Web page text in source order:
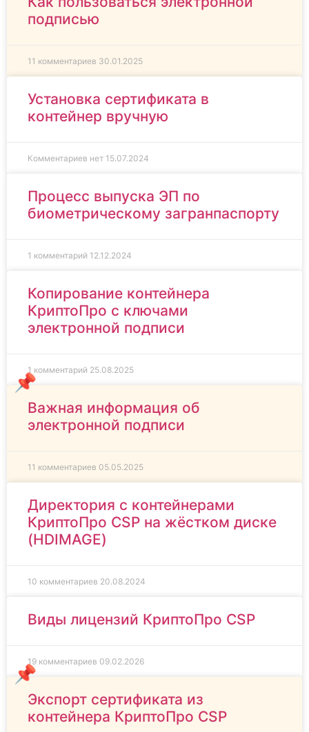
подписью
11 комментариев 30.01.2025
Установка сертификата в
контейнер вручную
Комментариев нет 15.07.2024
Процесс выпуска ЭП по
биометрическому загранпаспорту
1 комментарий 12.12.2024
Копирование контейнера
КриптоПро с ключами
электронной подписи
1 комментарий 25.08.2025
Важная информация об
электронной подписи
11 комментариев 05.05.2025
Директория с контейнерами
КриптоПро CSP на жёстком диске
(HDIMAGE)
10 комментариев 20.08.2024
Виды лицензий КриптоПро CSP
19 комментариев 09.02.2026
Экспорт сертификата из
контейнера КриптоПро CSP